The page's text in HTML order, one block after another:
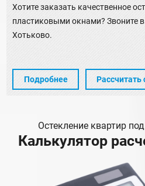
Хотите заказать качественное
пластиковыми окнами? Звоните
Хотьково.
Подробнее Рассчитать
Остекление квартир
Калькулятор